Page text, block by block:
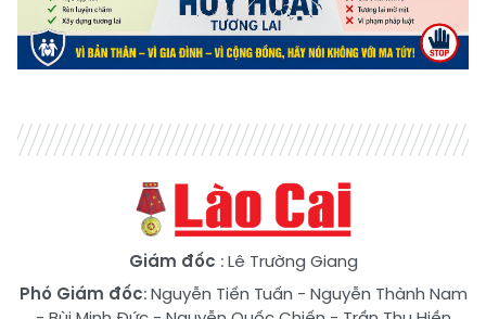
Giám đốc : Lê Trường Giang
Phó Giám đốc:Nguyễn Tiến Tuấn - Nguyễn Thành Nam